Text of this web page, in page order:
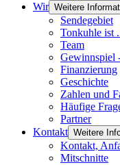
Wir Weitere
Sendegebiet
Tonkuhle ist
Team
Gewinnspiel
Finanzierung
Geschichte
Zahlen und
Häufige
Partner
Kontakt Weitere
Kontakt,
Mitschnitte